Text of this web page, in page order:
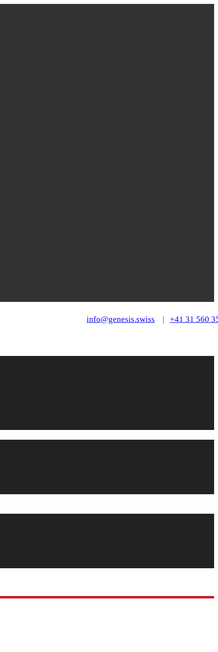
info@genesis.swiss | +41 31 560